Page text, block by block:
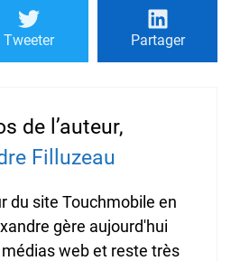
Tweeter Partager
de l’auteur,
Filluzeau
du site Touchmobile en
gère aujourd'hui
web et reste très